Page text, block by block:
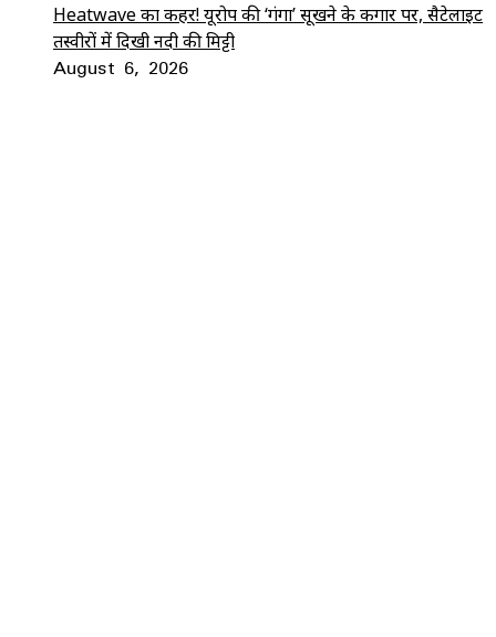
Heatwave का कहर! यूरोप की ‘गंगा’ सूखने के कगार पर, सैटेलाइट
तस्वीरों में दिखी नदी की मिट्टी
August 6, 2026